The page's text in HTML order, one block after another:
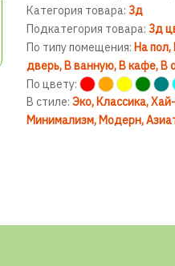
Категория товара: 3д
Подкатегория товара: 3д
По типу помещения: На пол
дверь В ванную В кафе В
По цвету:
В стиле: Эко Классика
Минимализм Модерн